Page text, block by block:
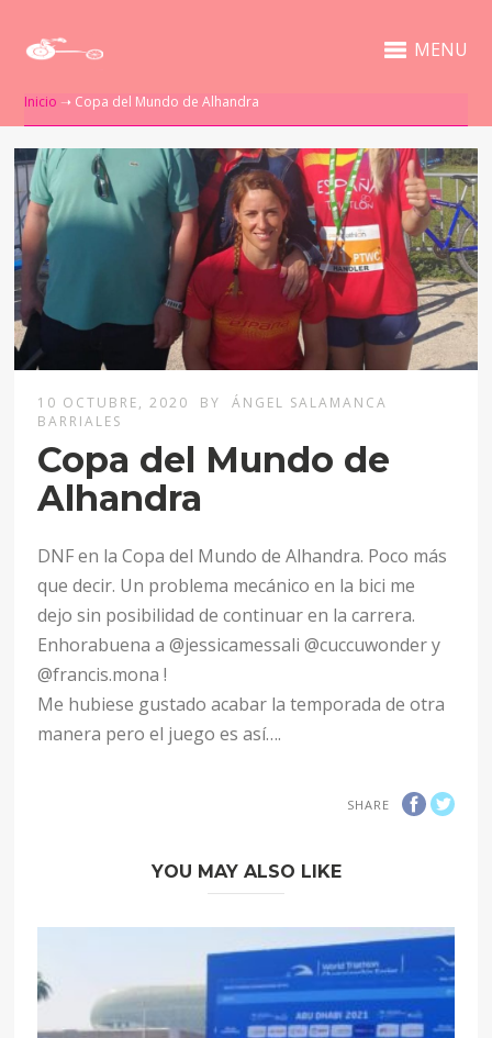
MENU
Inicio ➝ Copa del Mundo de Alhandra
10 OCTUBRE, 2020 BY
ÁNGEL SALAMANCA
BARRIALES
Copa del Mundo de
Alhandra
DNF en la Copa del Mundo de Alhandra. Poco más
que decir. Un problema mecánico en la bici me
dejo sin posibilidad de continuar en la carrera.
Enhorabuena a @jessicamessali @cuccuwonder y
@francis.mona !
Me hubiese gustado acabar la temporada de otra
manera pero el juego es así….
SHARE
YOU MAY ALSO LIKE